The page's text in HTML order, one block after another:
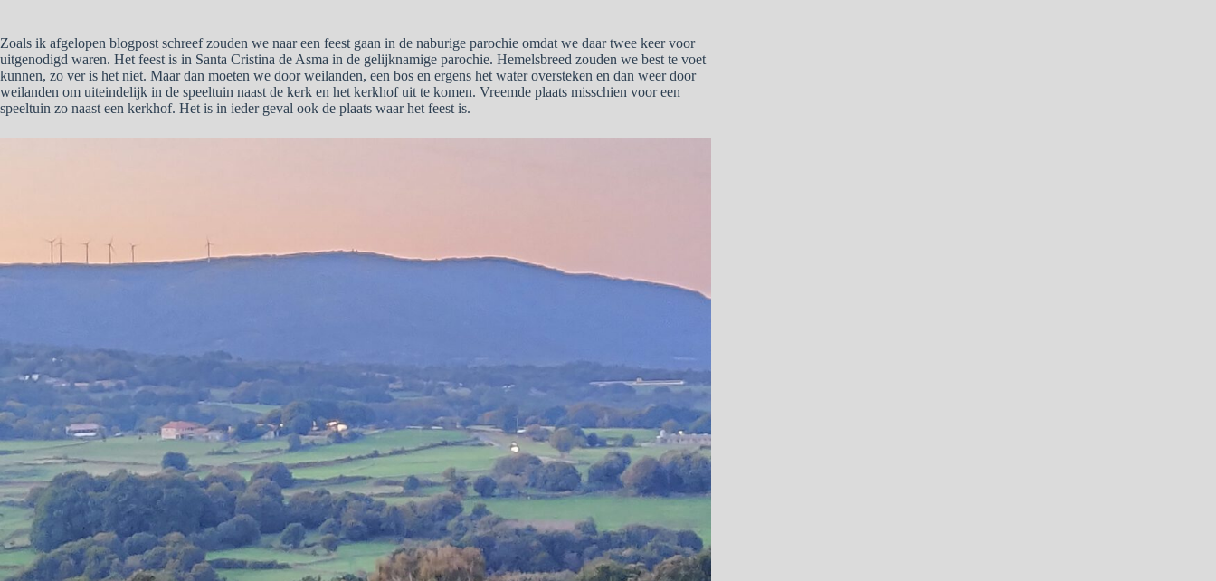
Zoals ik afgelopen blogpost schreef zouden we naar een feest gaan in de naburige parochie omdat we daar twee keer voor
uitgenodigd waren. Het feest is in Santa Cristina de Asma in de gelijknamige parochie. Hemelsbreed zouden we best te voet
kunnen, zo ver is het niet. Maar dan moeten we door weilanden, een bos en ergens het water oversteken en dan weer door
weilanden om uiteindelijk in de speeltuin naast de kerk en het kerkhof uit te komen. Vreemde plaats misschien voor een
speeltuin zo naast een kerkhof. Het is in ieder geval ook de plaats waar het feest is.